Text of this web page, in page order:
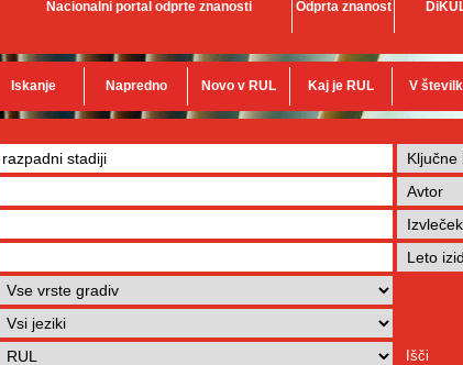
Nacionalni portal odprte znanosti Odprta znanost
Iskanje Napredno Novo v RUL Kaj je RUL V
Išči